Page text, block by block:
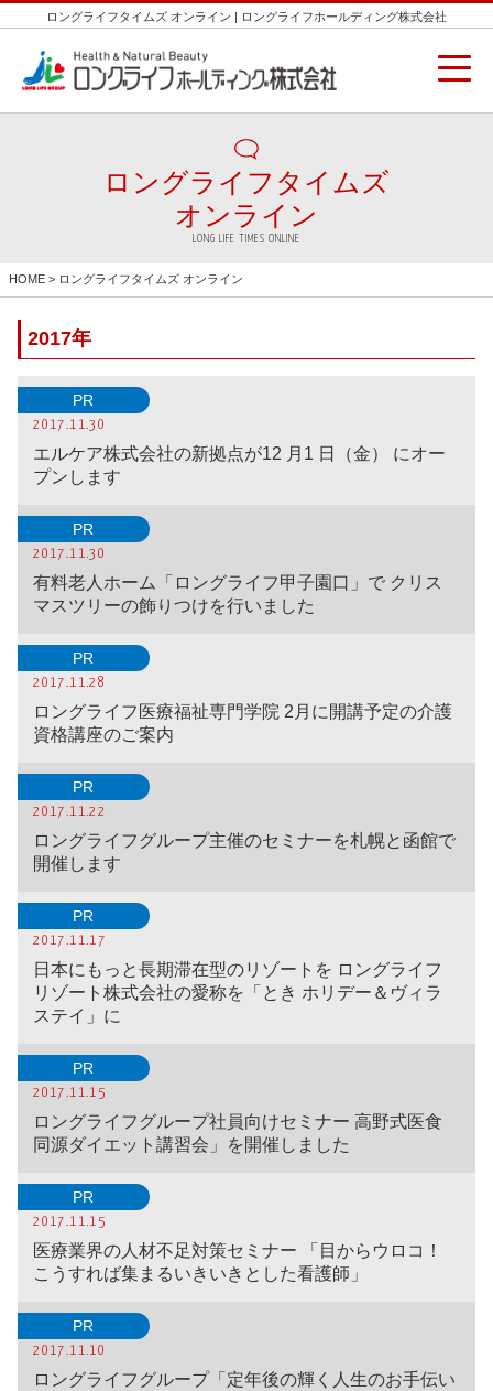
ロングライフタイムズ オンライン | ロングライフホールディング株式会社
ロングライフタイムズ
オンライン
LONG LIFE TIMES ONLINE
HOME > ロングライフタイムズ オンライン
2017年
PR
2017.11.30
エルケア株式会社の新拠点が12 月1 日（金） にオー
プンします
PR
2017.11.30
有料老人ホーム「ロングライフ甲子園口」で クリス
マスツリーの飾りつけを行いました
PR
2017.11.28
ロングライフ医療福祉専門学院 2月に開講予定の介護
資格講座のご案内
PR
2017.11.22
ロングライフグループ主催のセミナーを札幌と函館で
開催します
PR
2017.11.17
日本にもっと長期滞在型のリゾートを ロングライフ
リゾート株式会社の愛称を「とき ホリデー＆ヴィラ
ステイ」に
PR
2017.11.15
ロングライフグループ社員向けセミナー 高野式医食
同源ダイエット講習会」を開催しました
PR
2017.11.15
医療業界の人材不足対策セミナー 「目からウロコ！
こうすれば集まるいきいきとした看護師」
PR
2017.11.10
ロングライフグループ「定年後の輝く人生のお手伝い